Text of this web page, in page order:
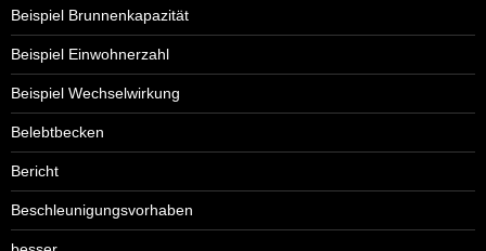
Beispiel Brunnenkapazität
Beispiel Einwohnerzahl
Beispiel Wechselwirkung
Belebtbecken
Bericht
Beschleunigungsvorhaben